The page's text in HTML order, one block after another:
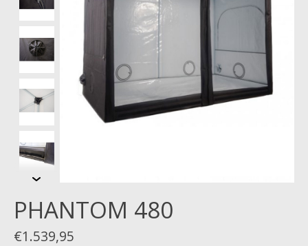
PHANTOM 480
€1.539,95